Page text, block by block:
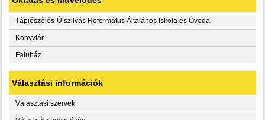
Tápiószőlős-Újszilvás Református Általános Iskola és Óvoda
Könyvtár
Faluház
Választási információk
Választási szervek